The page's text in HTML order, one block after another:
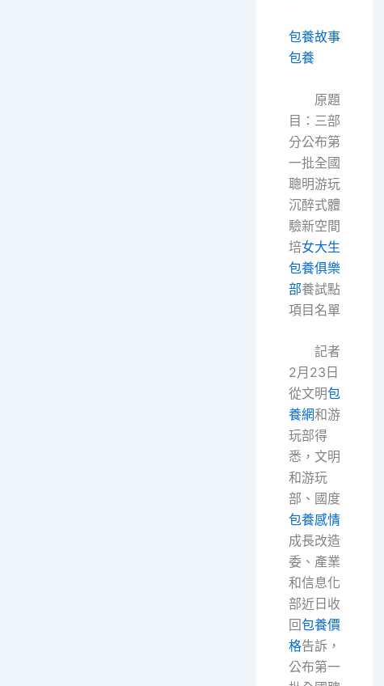
包養故事
包養
原題
目：三部
分公布第
一批全國
聰明游玩
沉醉式體
驗新空間
培女大生
包養俱樂
部養試點
項目名單
記者
2月23日
從文明包
養網和游
玩部得
悉，文明
和游玩
部、國度
包養感情
成長改造
委、產業
和信息化
部近日收
回包養價
格告訴，
公布第一